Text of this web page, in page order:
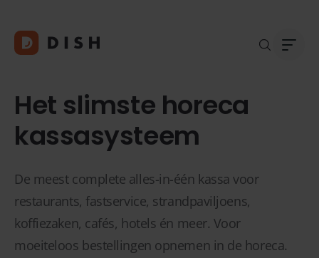
Het slimste horeca
kassasysteem
De meest complete alles-in-één kassa voor
restaurants, fastservice, strandpaviljoens,
koffiezaken, cafés, hotels én meer. Voor
moeiteloos bestellingen opnemen in de horeca.